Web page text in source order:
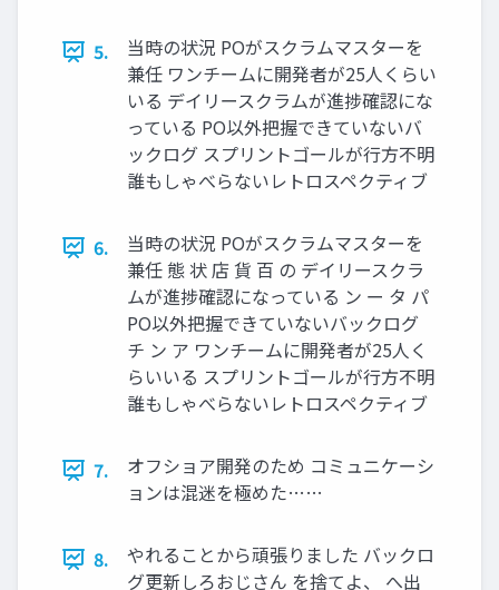
5.
当時の状況 POがスクラムマスターを
兼任 ワンチームに開発者が25人くらい
いる デイリースクラムが進捗確認にな
っている PO以外把握できていないバ
ックログ スプリントゴールが行方不明
誰もしゃべらないレトロスペクティブ
6.
当時の状況 POがスクラムマスターを
兼任 態 状 店 貨 百 の デイリースクラ
ムが進捗確認になっている ン ー タ パ
PO以外把握できていないバックログ
チ ン ア ワンチームに開発者が25人く
らいいる スプリントゴールが行方不明
誰もしゃべらないレトロスペクティブ
7.
オフショア開発のため コミュニケーシ
ョンは混迷を極めた……
8.
やれることから頑張りました バックロ
グ更新しろおじさん を捨てよ、 へ出